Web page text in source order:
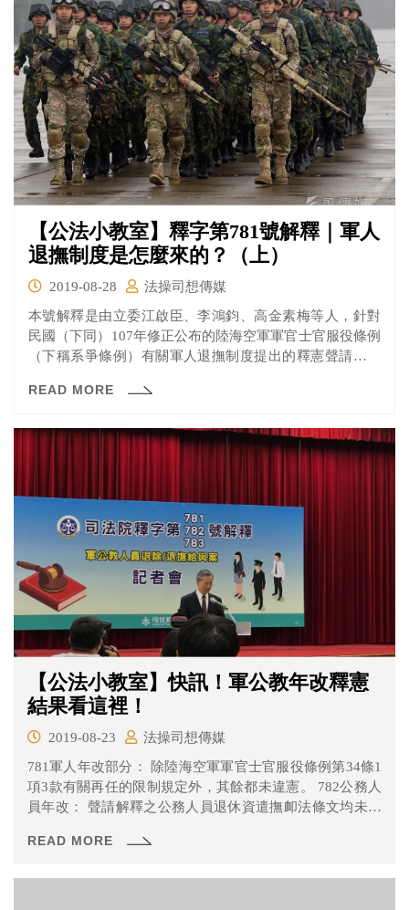
軍人退撫制度的沿革，這次要來揭曉大法官認為軍人年改
制度大部分沒有違反信賴保護原則、比例原則等等，以及
系爭條例有關再任的規定會侵害平等權的理由，一起來看
看吧！
【公法小教室】釋字第781號解釋｜軍人
退撫制度是怎麼來的？（上）
2019-08-28
法操司想傳媒
本號解釋是由立委江啟臣、李鴻鈞、高金素梅等人，針對
民國（下同）107年修正公布的陸海空軍軍官士官服役條例
（下稱系爭條例）有關軍人退撫制度提出的釋憲聲請案做
違憲外，其餘都未違憲。 為什麼大法官認為大部分的條文
是什麼呢？一起來看看吧！ 軍人退撫制度沿革 軍人退撫制
度從48年起開始實施，當時採取確定給付制，由政府逐年
以存18%，18%也是由政府支付。86年實施退撫新制，軍
人退撫財源從原本都由政府編列預算支付的恩給制，改為
政府和現役人員按比例共同撥繳，並設立退撫基金負責支
應的共同提撥制（下稱新制），此外依新制請領的一次退
伍金和軍保給付都不能存18%。
READ MORE
【公法小教室】快訊！軍公教年改釋憲
結果看這裡！
2019-08-23
法操司想傳媒
781軍人年改部分： 除陸海空軍軍官士官服役條例第34條1
項3款有關再任的限制規定外，其餘都未違憲。 782公務人
員年改： 聲請解釋之公務人員退休資遣撫卹法條文均未違
相關措施。 783教師年改： 除公立學校教職員退休資遣撫
READ MORE